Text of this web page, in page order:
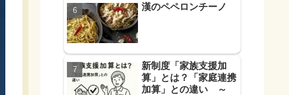
漢のペペロンチーノ
新制度「家族支援加
算」とは？「家庭連携
加算」との違い ～